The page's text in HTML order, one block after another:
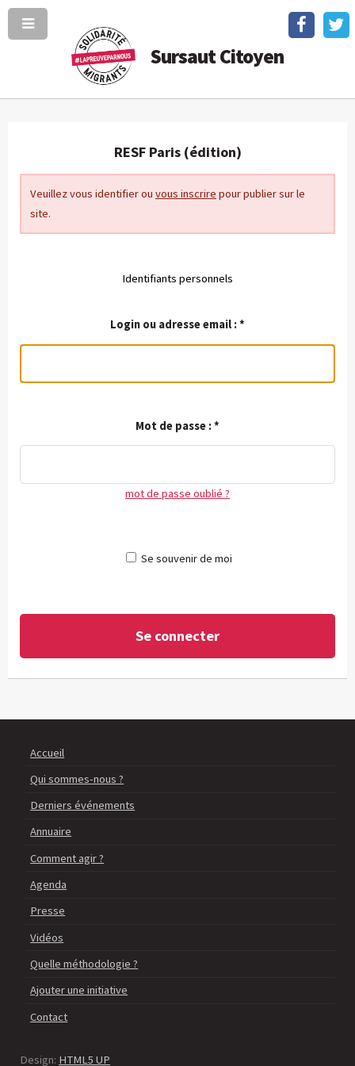
Sursaut Citoyen
RESF Paris (édition)
Veuillez vous identifier ou vous inscrire pour publier sur le
site.
Identifiants personnels
Login ou adresse email :*
Mot de passe :*
mot de passe oublié ?
Se souvenir de moi
Accueil
Qui sommes-nous ?
Derniers événements
Annuaire
Comment agir ?
Agenda
Presse
Vidéos
Quelle méthodologie ?
Ajouter une initiative
Contact
Design: HTML5 UP